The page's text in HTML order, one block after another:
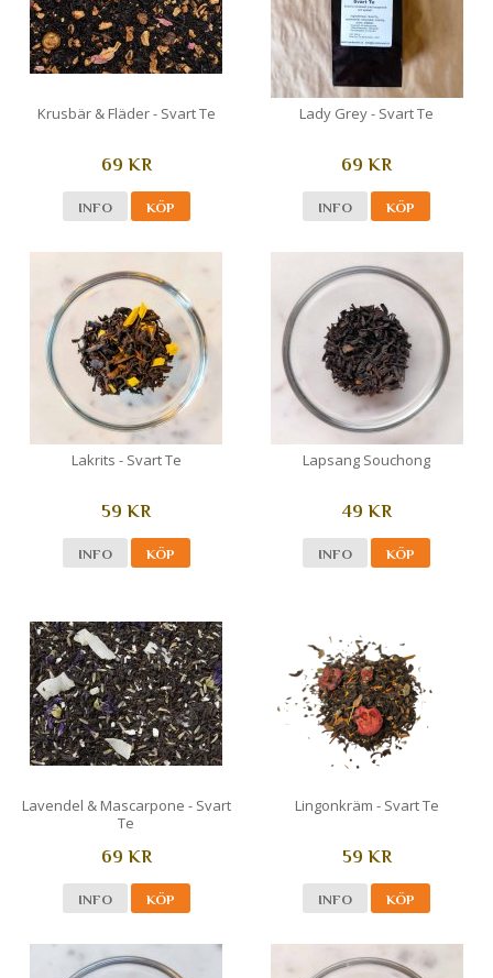
Krusbär & Fläder - Svart Te
69 KR
INFO KÖP
Lady Grey - Svart Te
69 KR
INFO KÖP
Lakrits - Svart Te
59 KR
INFO KÖP
Lapsang Souchong
49 KR
INFO KÖP
Lavendel & Mascarpone - Svart
Te
69 KR
INFO KÖP
Lingonkräm - Svart Te
59 KR
INFO KÖP